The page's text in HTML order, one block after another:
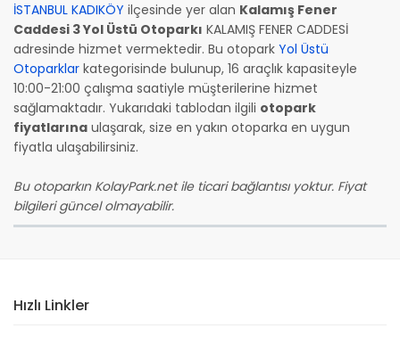
İSTANBUL KADIKÖY ilçesinde yer alan Kalamış Fener
Caddesi 3 Yol Üstü Otoparkı KALAMIŞ FENER CADDESİ
adresinde hizmet vermektedir. Bu otopark Yol Üstü
Otoparklar kategorisinde bulunup, 16 araçlık kapasiteyle
10:00-21:00 çalışma saatiyle müşterilerine hizmet
sağlamaktadır. Yukarıdaki tablodan ilgili otopark
fiyatlarına ulaşarak, size en yakın otoparka en uygun
fiyatla ulaşabilirsiniz.
Bu otoparkın KolayPark.net ile ticari bağlantısı yoktur. Fiyat
bilgileri güncel olmayabilir.
Hızlı Linkler